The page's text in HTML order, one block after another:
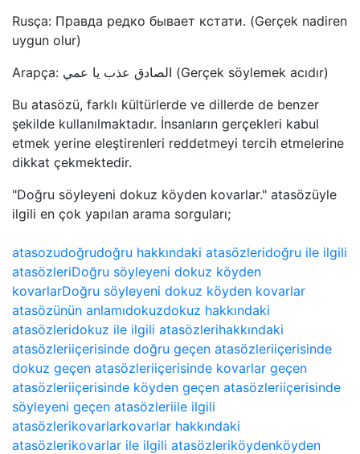
Rusça: Правда редко бывает кстати. (Gerçek nadiren
uygun olur)
Arapça: الصادق عذب يا عمي (Gerçek söylemek acıdır)
Bu atasözü, farklı kültürlerde ve dillerde de benzer
şekilde kullanılmaktadır. İnsanların gerçekleri kabul
etmek yerine eleştirenleri reddetmeyi tercih etmelerine
dikkat çekmektedir.
"Doğru söyleyeni dokuz köyden kovarlar." atasözüyle
ilgili en çok yapılan arama sorguları;
atasozudoğrudoğru hakkındaki atasözleridoğru ile ilgili
atasözleriDoğru söyleyeni dokuz köyden
kovarlarDoğru söyleyeni dokuz köyden kovarlar
atasözünün anlamıdokuzdokuz hakkındaki
atasözleridokuz ile ilgili atasözlerihakkındaki
atasözleriiçerisinde doğru geçen atasözleriiçerisinde
dokuz geçen atasözleriiçerisinde kovarlar geçen
atasözleriiçerisinde köyden geçen atasözleriiçerisinde
söyleyeni geçen atasözleriile ilgili
atasözlerikovarlarkovarlar hakkındaki
atasözlerikovarlar ile ilgili atasözleriköydenköyden